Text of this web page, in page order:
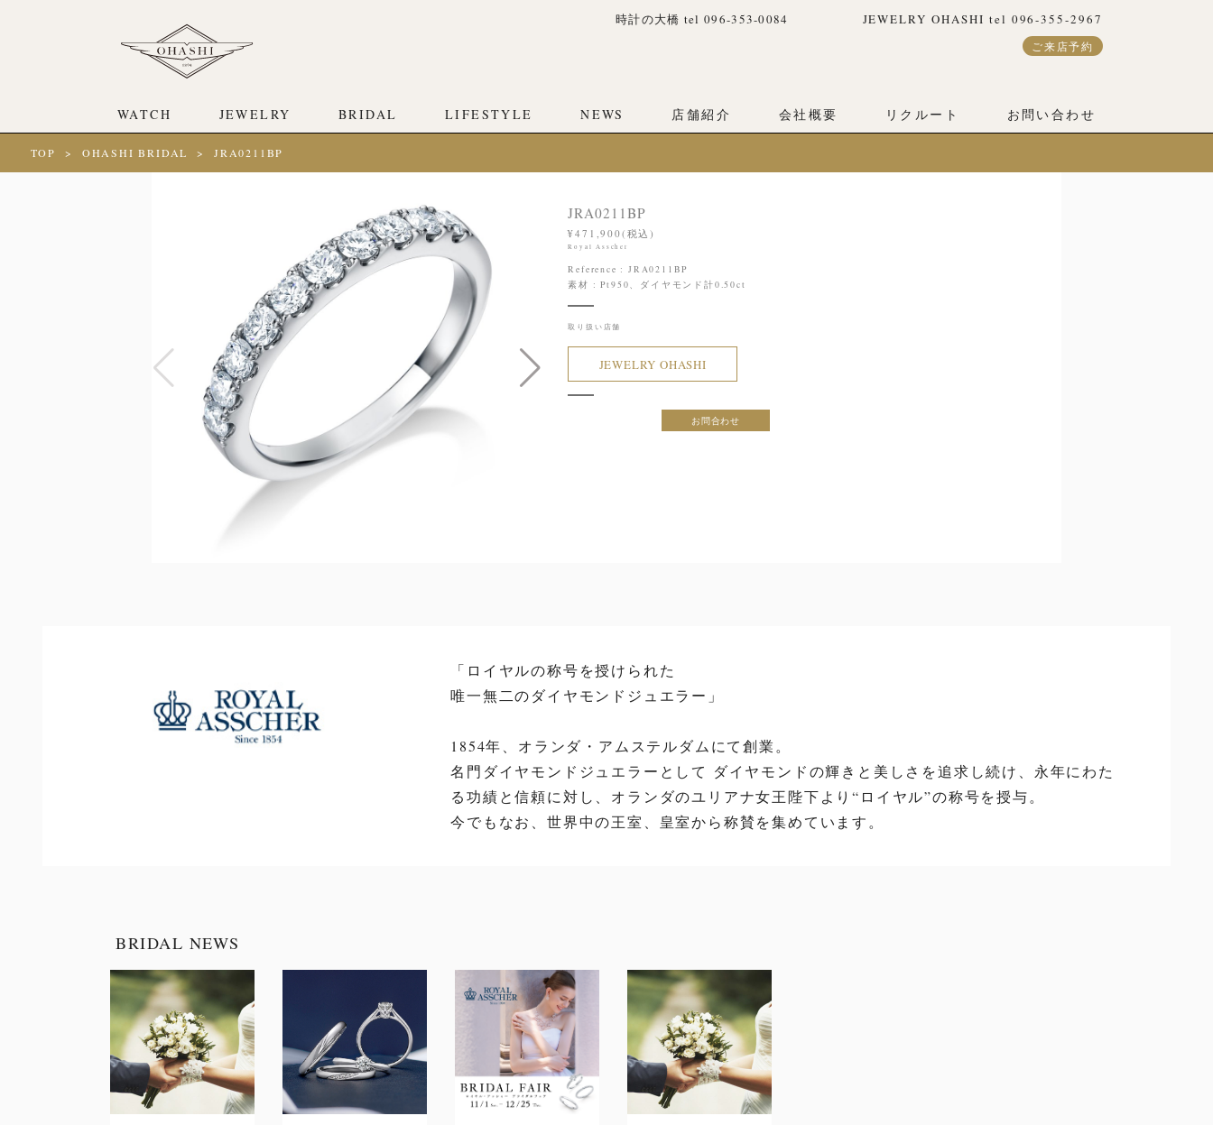
時計の大橋 tel 096-353-0084 JEWELRY OHASHI tel 096-355-2967
ご来店予約
WATCH JEWELRY BRIDAL LIFESTYLE NEWS 店舗紹介 会社概要 リクルート お問い合わせ
TOP OHASHI BRIDAL JRA0211BP
JRA0211BP
¥471,900(税込)
Royal Asscher
Reference : JRA0211BP
素材 : Pt950、ダイヤモンド計0.50ct
取り扱い店舗
JEWELRY OHASHI
お問合わせ
「ロイヤルの称号を授けられた
唯一無二のダイヤモンドジュエラー」
1854年、オランダ・アムステルダムにて創業。
名門ダイヤモンドジュエラーとして ダイヤモンドの輝きと美しさを追求し続け、永年にわた
る功績と信頼に対し、オランダのユリアナ女王陛下より“ロイヤル”の称号を授与。
今でもなお、世界中の王室、皇室から称賛を集めています。
BRIDAL NEWS